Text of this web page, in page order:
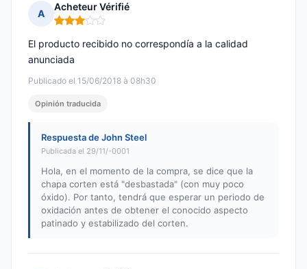
A
Acheteur Vérifié
Nota: 3 de 5
Publicado el 15/06/2018 à 08h30
El producto recibido no correspondía a la calidad
anunciada
Opinión traducida
Respuesta de John Steel
Publicada el 29/11/-0001
Hola, en el momento de la compra, se dice que la
chapa corten está "desbastada" (con muy poco
óxido). Por tanto, tendrá que esperar un periodo de
oxidación antes de obtener el conocido aspecto
patinado y estabilizado del corten.